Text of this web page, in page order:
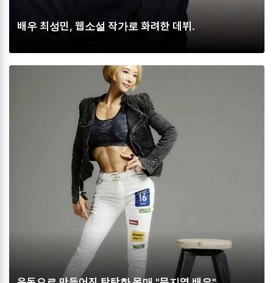
배우 최성민, 웹소설 작가로 화려한 데뷔.